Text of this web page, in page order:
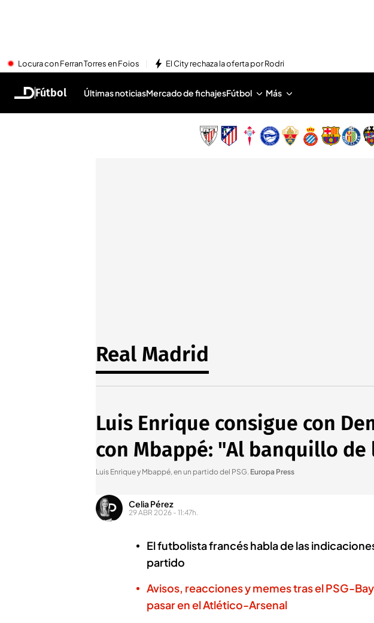
Locura con Ferran Torres en Foios El City rechaza la oferta por Rodri
Fútbol Últimas noticiasMercado de fichajesFútbol Más
Real Madrid
Luis Enrique consigue con
con Mbappé: "Al banquillo
Luis Enrique y Mbappé, en un partido del PSG. Europa Press
Celia Pérez
29 ABR 2026 - 11:47h.
El futbolista francés habla de las
partido
Avisos, reacciones y memes tras el PSG-
pasar en el Atlético-Arsenal